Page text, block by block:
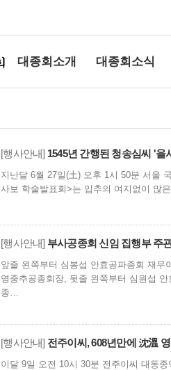
대종회소개 대종회소식
[행사안내] 1545년 간행된 청송심씨 '
지난달 6월 27일(土) 오후 1시 50분 서울
사보 학술발표회>는 입추의 여지없이 많
[행사안내] 부사공종회 신임 집행부 주
앞줄 왼쪽부터 심봉섭 안효공파종회 재
영중추공종회장, 뒷줄 왼쪽부터 심원섭
종…
[행사안내] 전주이씨, 608년만에 沈溫
이달 9일 오전 10시 30분 전주이씨 대동